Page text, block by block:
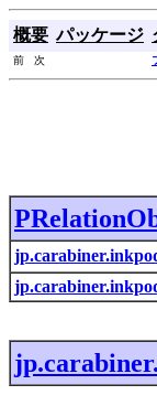
概要 パッケージ
前 次